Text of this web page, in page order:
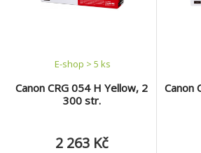
Canon CRG 054 H Yellow, 2
300 str.
E-shop > 5 ks
2 263 Kč
Canon